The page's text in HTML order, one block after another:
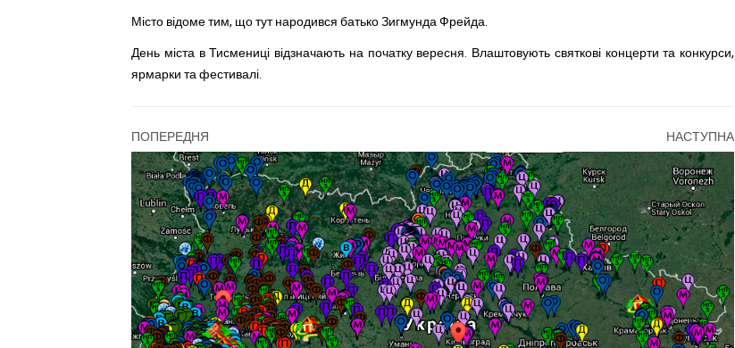
Місто відоме тим, що тут народився батько Зигмунда Фрейда.
День міста в Тисмениці відзначають на початку вересня. Влаштовують святкові концерти та конкурси,
ярмарки та фестивалі.
ПОПЕРЕДНЯ НАСТУПНА